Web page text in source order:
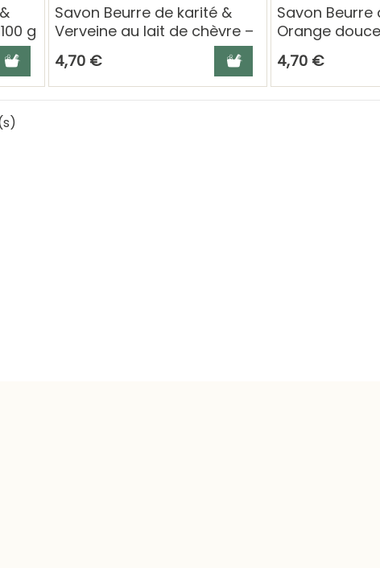
g
Ajouter au panier
Savon Beurre de karité &
Verveine au lait de chèvre –
100 g Berthe Guilhem
4,70 € Ajouter au panier
Savon Beurre
Orange
chèvre – 100 g
Guilhem
4,70 €